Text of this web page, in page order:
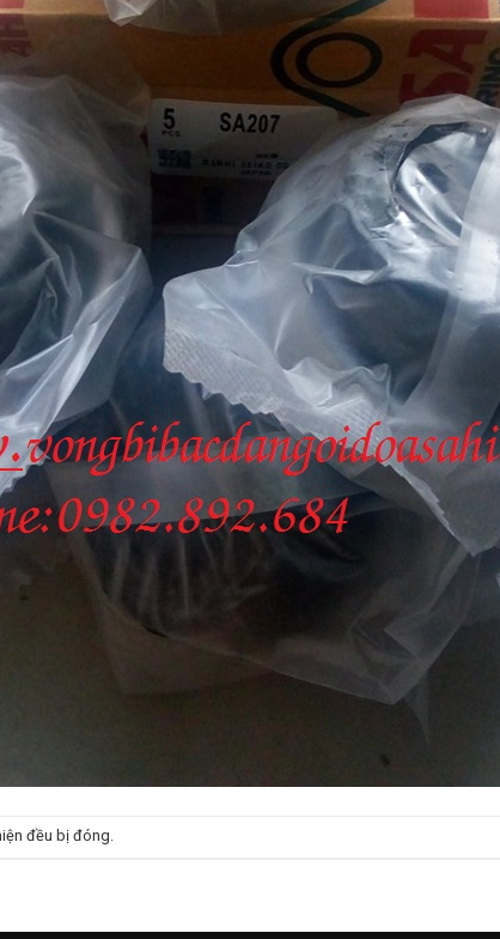
đều bị đóng.